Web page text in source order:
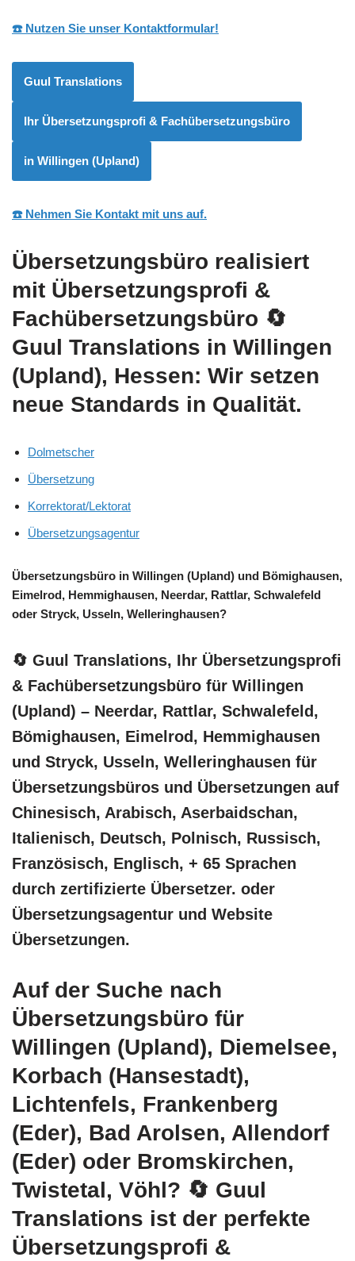
☎️ Nutzen Sie unser Kontaktformular!
Guul Translations
Ihr Übersetzungsprofi & Fachübersetzungsbüro
in Willingen (Upland)
☎️ Nehmen Sie Kontakt mit uns auf.
Übersetzungsbüro realisiert
mit Übersetzungsprofi &
Fachübersetzungsbüro 🔄
Guul Translations in Willingen
(Upland), Hessen: Wir setzen
neue Standards in Qualität.
Dolmetscher
Übersetzung
Korrektorat/Lektorat
Übersetzungsagentur
Übersetzungsbüro in Willingen (Upland) und Bömighausen,
Eimelrod, Hemmighausen, Neerdar, Rattlar, Schwalefeld
oder Stryck, Usseln, Welleringhausen?
🔄 Guul Translations, Ihr Übersetzungsprofi
& Fachübersetzungsbüro für Willingen
(Upland) – Neerdar, Rattlar, Schwalefeld,
Bömighausen, Eimelrod, Hemmighausen
und Stryck, Usseln, Welleringhausen für
Übersetzungsbüros und Übersetzungen auf
Chinesisch, Arabisch, Aserbaidschan,
Italienisch, Deutsch, Polnisch, Russisch,
Französisch, Englisch, + 65 Sprachen
durch zertifizierte Übersetzer. oder
Übersetzungsagentur und Website
Übersetzungen.
Auf der Suche nach
Übersetzungsbüro für
Willingen (Upland), Diemelsee,
Korbach (Hansestadt),
Lichtenfels, Frankenberg
(Eder), Bad Arolsen, Allendorf
(Eder) oder Bromskirchen,
Twistetal, Vöhl? 🔄 Guul
Translations ist der perfekte
Übersetzungsprofi &